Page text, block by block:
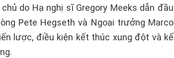
do Hạ nghị sĩ Gregory Meeks dẫn đầu
Pete Hegseth và Ngoại trưởng Marco
lược, điều kiện kết thúc xung đột và kế